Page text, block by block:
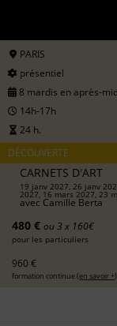
PARIS
présentiel
8 mardis en après-
14h-17h
24 h.
DÉCOUVERTE
CARNETS D'ART
19 janv 2027, 26 janv
2027, 16 mars 2027, 23
avec Camille Berta
480 € ou 3 x 160€
pour les particuliers
960 €
formation continue (en savoir +)